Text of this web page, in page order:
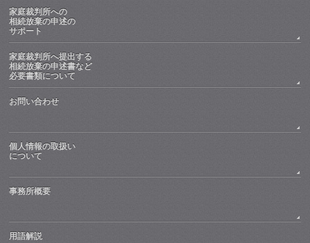
家庭裁判所への
相続放棄の申述の
サポート
家庭裁判所へ提出する
相続放棄の申述書など
必要書類について
お問い合わせ
個人情報の取扱い
について
事務所概要
用語解説